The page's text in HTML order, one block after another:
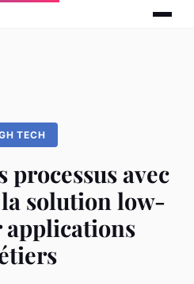
TECH
processus avec
solution low-
applications